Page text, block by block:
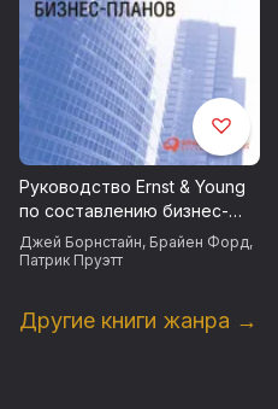
Руководство Ernst & Young
по составлению бизнес-
планов
Джей Борнстайн, Брайен Форд,
Патрик Пруэтт
Другие книги жанра →